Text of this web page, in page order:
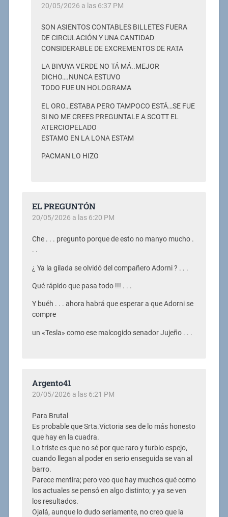
20/05/2026 a las 6:37 PM
SON ASIENTOS CONTABLES BILLETES FUERA
DE CIRCULACIÓN Y UNA CANTIDAD
CONSIDERABLE DE EXCREMENTOS DE RATA
LA BIYUYA VERDE NO TÁ MÁ..MEJOR
DICHO….NUNCA ESTUVO
TODO FUE UN HOLOGRAMA
EL ORO…ESTABA PERO TAMPOCO ESTÁ…SE FUE
SI NO ME CREES PREGUNTALE A SCOTT EL
ATERCIOPELADO
ESTAMO EN LA LONA ESTAM
PACMAN LO HIZO
EL PREGUNTÓN
20/05/2026 a las 6:20 PM
Che . . . pregunto porque de esto no manyo mucho .
. .
¿ Ya la gilada se olvidó del compañero Adorni ? . . .
Qué rápido que pasa todo !!! . . .
Y buéh . . . ahora habrá que esperar a que Adorni se
compre
un «Tesla» como ese malcogido senador Jujeño . . .
Argento41
20/05/2026 a las 6:21 PM
Para Brutal
Es probable que Srta.Victoria sea de lo más honesto
que hay en la cuadra.
Lo triste es que no sé por que raro y turbio espejo,
cuando llegan al poder en serio enseguida se van al
barro.
Parece mentira; pero veo que hay muchos qué como
los actuales se pensó en algo distinto; y ya se ven
los resultados.
Ojalá, aunque lo dudo seriamente, no creo que la